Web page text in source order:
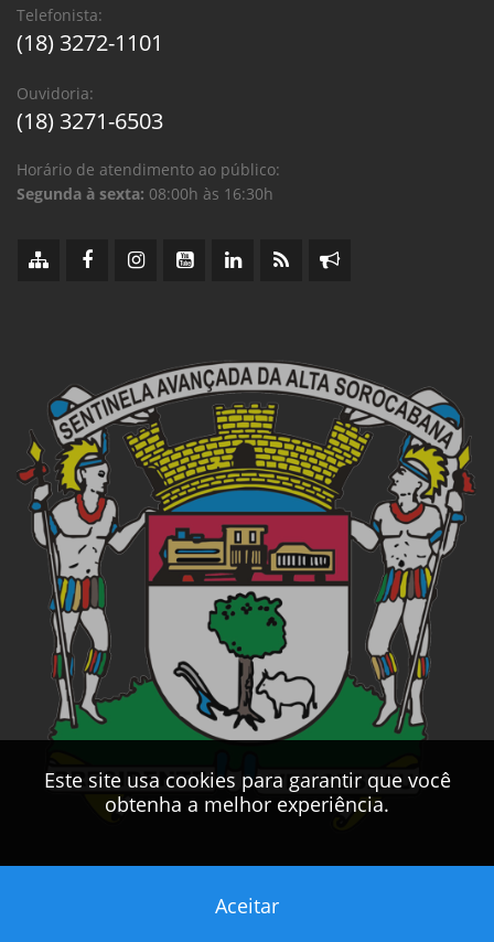
Este site usa cookies para garantir que você
obtenha a melhor experiência.
Aceitar
Telefonista:
(18) 3272-1101
Ouvidoria:
(18) 3271-6503
Horário de atendimento ao público:
Segunda à sexta: 08:00h às 16:30h